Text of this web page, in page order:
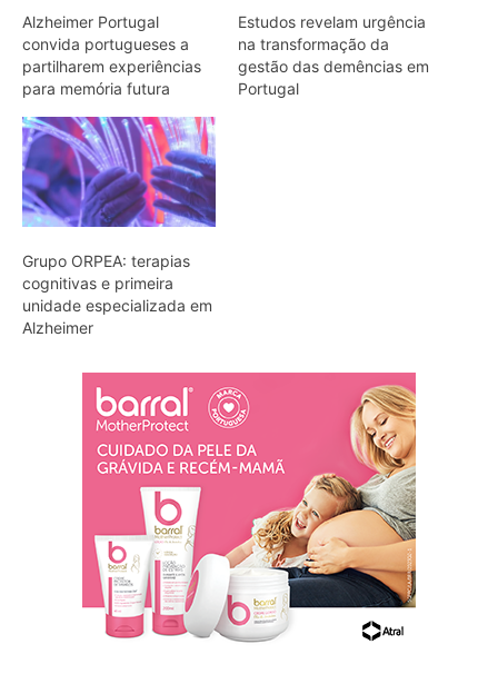
Alzheimer Portugal
convida portugueses a
partilharem experiências
para memória futura
Estudos revelam urgência
na transformação da
gestão das demências em
Portugal
Grupo ORPEA: terapias
cognitivas e primeira
unidade especializada em
Alzheimer